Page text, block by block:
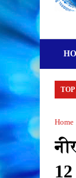
Home